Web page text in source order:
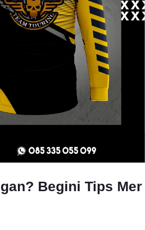
Begini Tips Mer